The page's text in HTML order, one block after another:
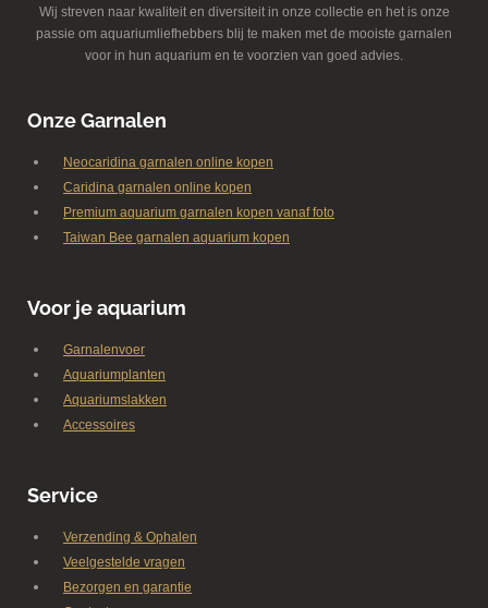
Wij streven naar kwaliteit en diversiteit in onze collectie en het is onze
passie om aquariumliefhebbers blij te maken met de mooiste garnalen
voor in hun aquarium en te voorzien van goed advies.
Onze Garnalen
Neocaridina garnalen online kopen
Caridina garnalen online kopen
Premium aquarium garnalen kopen vanaf foto
Taiwan Bee garnalen aquarium kopen
Voor je aquarium
Garnalenvoer
Aquariumplanten
Aquariumslakken
Accessoires
Service
Verzending & Ophalen
Veelgestelde vragen
Bezorgen en garantie